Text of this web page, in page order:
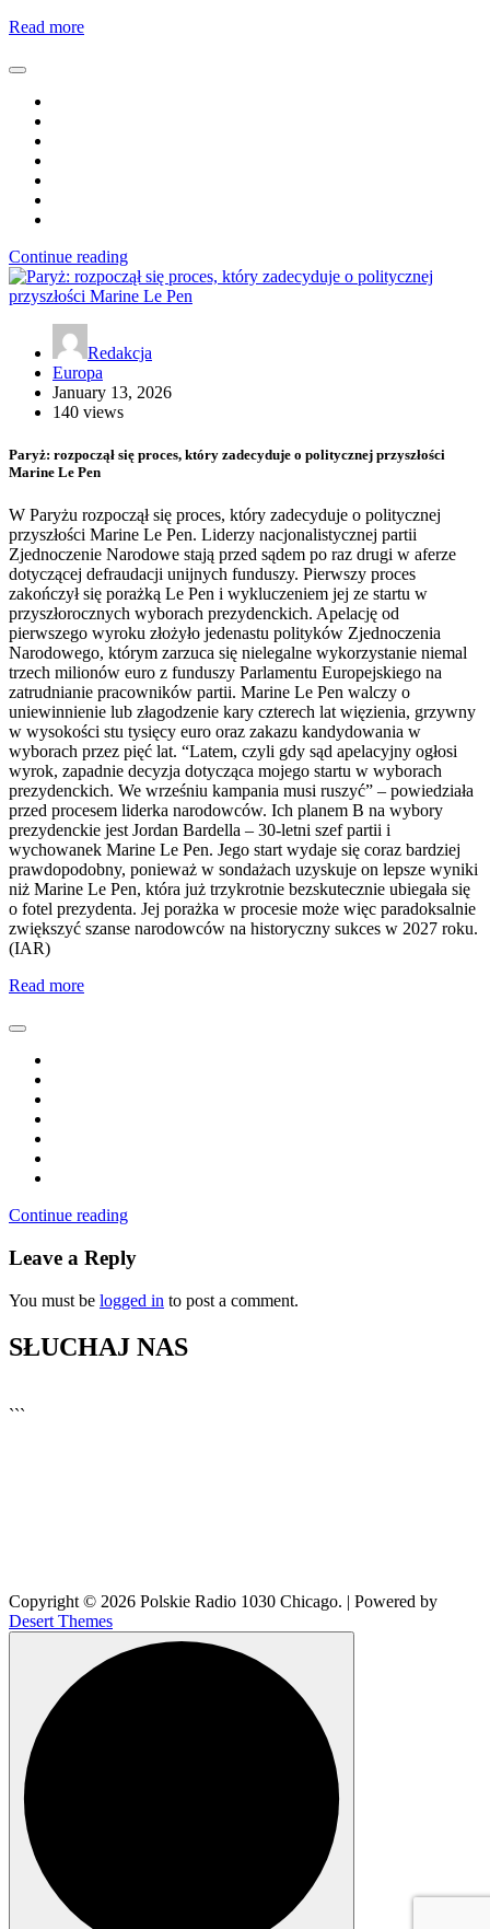
Read more
Continue reading
Redakcja
Europa
January 13, 2026
140 views
Paryż: rozpoczął się proces, który zadecyduje o politycznej przyszłości
Marine Le Pen
W Paryżu rozpoczął się proces, który zadecyduje o politycznej
przyszłości Marine Le Pen. Liderzy nacjonalistycznej partii
Zjednoczenie Narodowe stają przed sądem po raz drugi w aferze
dotyczącej defraudacji unijnych funduszy. Pierwszy proces
zakończył się porażką Le Pen i wykluczeniem jej ze startu w
przyszłorocznych wyborach prezydenckich. Apelację od
pierwszego wyroku złożyło jedenastu polityków Zjednoczenia
Narodowego, którym zarzuca się nielegalne wykorzystanie niemal
trzech milionów euro z funduszy Parlamentu Europejskiego na
zatrudnianie pracowników partii. Marine Le Pen walczy o
uniewinnienie lub złagodzenie kary czterech lat więzienia, grzywny
w wysokości stu tysięcy euro oraz zakazu kandydowania w
wyborach przez pięć lat. “Latem, czyli gdy sąd apelacyjny ogłosi
wyrok, zapadnie decyzja dotycząca mojego startu w wyborach
prezydenckich. We wrześniu kampania musi ruszyć” – powiedziała
przed procesem liderka narodowców. Ich planem B na wybory
prezydenckie jest Jordan Bardella – 30-letni szef partii i
wychowanek Marine Le Pen. Jego start wydaje się coraz bardziej
prawdopodobny, ponieważ w sondażach uzyskuje on lepsze wyniki
niż Marine Le Pen, która już trzykrotnie bezskutecznie ubiegała się
o fotel prezydenta. Jej porażka w procesie może więc paradoksalnie
zwiększyć szanse narodowców na historyczny sukces w 2027 roku.
(IAR)
Read more
Continue reading
Leave a Reply
You must be logged in to post a comment.
SŁUCHAJ NAS
```
Copyright © 2026 Polskie Radio 1030 Chicago. | Powered by
Desert Themes